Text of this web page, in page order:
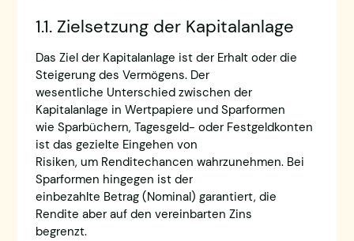
1.1. Zielsetzung der Kapitalanlage
Das Ziel der Kapitalanlage ist der Erhalt oder die
Steigerung des Vermögens. Der
wesentliche Unterschied zwischen der
Kapitalanlage in Wertpapiere und Sparformen
wie Sparbüchern, Tagesgeld- oder Festgeldkonten
ist das gezielte Eingehen von
Risiken, um Renditechancen wahrzunehmen. Bei
Sparformen hingegen ist der
einbezahlte Betrag (Nominal) garantiert, die
Rendite aber auf den vereinbarten Zins
begrenzt.